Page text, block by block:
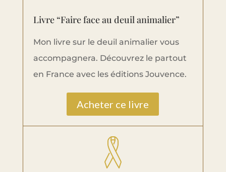
Livre “Faire face au deuil animalier”
Mon livre sur le deuil animalier vous
accompagnera. Découvrez le partout
en France avec les éditions Jouvence.
Acheter ce livre